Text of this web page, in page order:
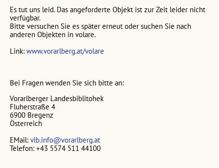
Es tut uns leid. Das angeforderte Objekt ist zur Zeit leider nicht
verfügbar.
Bitte versuchen Sie es später erneut oder suchen Sie nach
anderen Objekten in volare.
Link: www.vorarlberg.at/volare
Bei Fragen wenden Sie sich bitte an:
Vorarlberger Landesbiblitohek
Fluherstraße 4
6900 Bregenz
Österreich
EMail: vlb.info@vorarlberg.at
Telefon: +43 5574 511 44100